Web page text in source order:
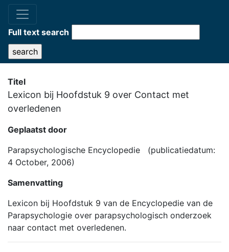
Full text search
Titel
Lexicon bij Hoofdstuk 9 over Contact met
overledenen
Geplaatst door
Parapsychologische Encyclopedie (publicatiedatum:
4 October, 2006)
Samenvatting
Lexicon bij Hoofdstuk 9 van de Encyclopedie van de
Parapsychologie over parapsychologisch onderzoek
naar contact met overledenen.